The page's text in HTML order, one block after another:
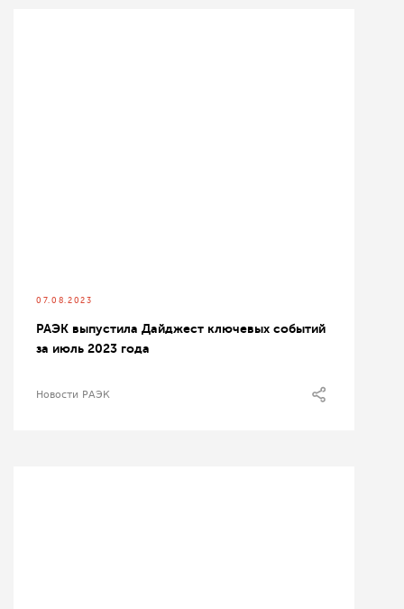
07.08.2023
РАЭК выпустила Дайджест ключевых событий
за июль 2023 года
Новости РАЭК